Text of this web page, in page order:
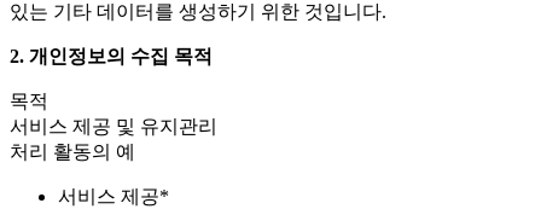
있는 기타 데이터를 생성하기 위한 것입니다.
2. 개인정보의 수집 목적
목적
서비스 제공 및 유지관리
처리 활동의 예
서비스 제공*